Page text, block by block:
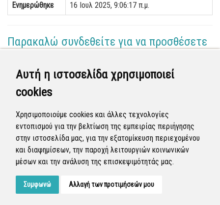
Αυτή η ιστοσελίδα χρησιμοποιεί
cookies
Χρησιμοποιούμε cookies και άλλες τεχνολογίες
εντοπισμού για την βελτίωση της εμπειρίας περιήγησης
στην ιστοσελίδα μας, για την εξατομίκευση περιεχομένου
και διαφημίσεων, την παροχή λειτουργιών κοινωνικών
μέσων και την ανάλυση της επισκεψιμότητάς μας.
Συμφωνώ Αλλαγή των προτιμήσεών μου
Ενημερώθηκε 16 Ιουλ 2025, 9:06:17 π.μ.
Παρακαλώ συνδεθείτε για να προσθέσετε
(Επόπτης)
15 Ιουλ 2025 - 13:07
Ολοκληρώθηκε η διεκπεραίωση της αναφοράς από
τον Δήμο.